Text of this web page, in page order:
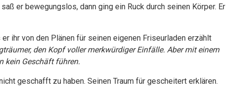
er bewegungslos, dann ging ein Ruck durch seinen Körper. Er
ihr von den Plänen für seinen eigenen Friseurladen erzählt
den Kopf voller merkwürdiger Einfälle. Aber mit einem
kein Geschäft führen.
geschafft zu haben. Seinen Traum für gescheitert erklären.